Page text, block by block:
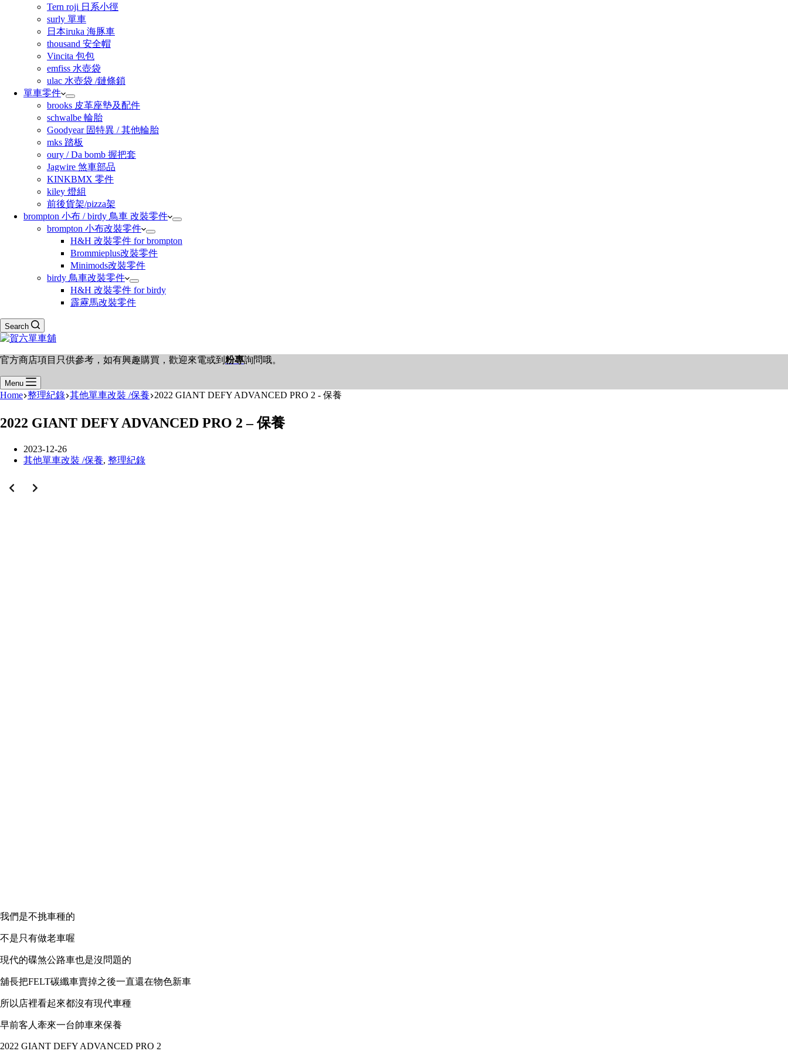
Tern roji 日系小徑
surly 單車
日本iruka 海豚車
thousand 安全帽
Vincita 包包
emfiss 水壺袋
ulac 水壺袋 /鏈條鎖
單車零件
brooks 皮革座墊及配件
schwalbe 輪胎
Goodyear 固特異 / 其他輪胎
mks 踏板
oury / Da bomb 握把套
Jagwire 煞車部品
KINKBMX 零件
kiley 燈組
前後貨架/pizza架
brompton 小布 / birdy 鳥車 改裝零件
brompton 小布改裝零件
H&H 改裝零件 for brompton
Brommieplus改裝零件
Minimods改裝零件
birdy 鳥車改裝零件
H&H 改裝零件 for birdy
霹靂馬改裝零件
Search
官方商店項目只供參考，如有興趣購買，歡迎來電或到 粉專詢問哦。
Menu
Home 整理紀錄 其他單車改裝 /保養 2022 GIANT DEFY ADVANCED PRO 2 - 保養
2022 GIANT DEFY ADVANCED PRO 2 – 保養
2023-12-26
其他單車改裝 /保養, 整理紀錄
我們是不挑車種的
不是只有做老車喔
現代的碟煞公路車也是沒問題的
舖長把FELT碳纖車賣掉之後一直還在物色新車
所以店裡看起來都沒有現代車種
早前客人牽來一台帥車來保養
2022 GIANT DEFY ADVANCED PRO 2